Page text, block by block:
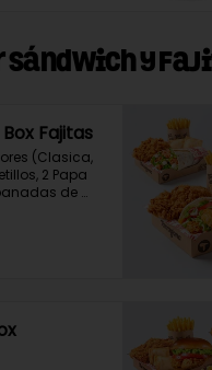
Sándwich y
Fajitas
(Clasica,
2 Papa
de